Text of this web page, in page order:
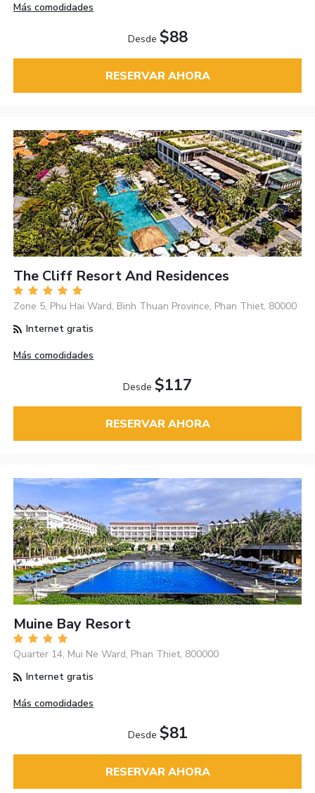
Más comodidades
Desde $88
RESERVAR AHORA
The Cliff Resort And Residences
Zone 5, Phu Hai Ward, Binh Thuan Province, Phan Thiet, 80000
Internet gratis
Más comodidades
Desde $117
RESERVAR AHORA
Muine Bay Resort
Quarter 14, Mui Ne Ward, Phan Thiet, 800000
Internet gratis
Más comodidades
Desde $81
RESERVAR AHORA